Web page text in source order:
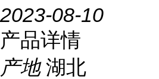
2023-08-10
产品详情
产地 湖北